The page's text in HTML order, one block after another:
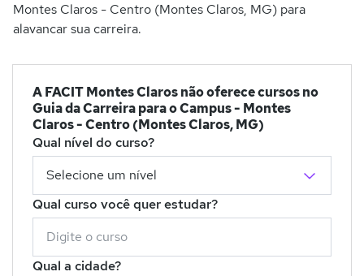
Montes Claros - Centro (Montes Claros, MG) para
alavancar sua carreira.
A FACIT Montes Claros não oferece cursos no
Guia da Carreira para o Campus - Montes
Claros - Centro (Montes Claros, MG)
Qual nível do curso?
Qual curso você quer estudar?
Qual a cidade?